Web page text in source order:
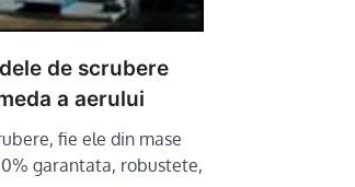
de scrubere
a aerului
fie ele din mase
garantata, robustete,